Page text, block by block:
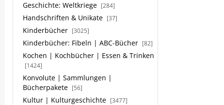
Geschichte: Weltkriege [284]
Handschriften & Unikate [37]
Kinderbücher [3025]
Kinderbücher: Fibeln | ABC-Bücher [82]
Kochen | Kochbücher | Essen & Trinken
[1424]
Konvolute | Sammlungen |
Bücherpakete [56]
Kultur | Kulturgeschichte [3477]